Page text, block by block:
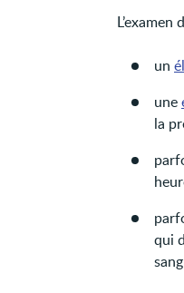
un
une
la
qui